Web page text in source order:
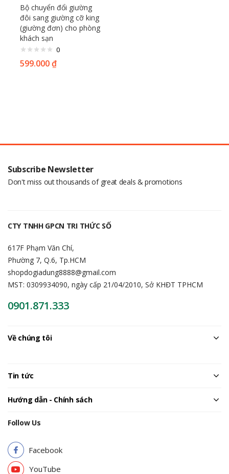
Bộ chuyển đổi giường
đôi sang giường cỡ king
(giường đơn) cho phòng
khách sạn
0
599.000₫
Subscribe Newsletter
Don't miss out thousands of great deals & promotions
CTY TNHH GPCN TRI THỨC SỐ
617F Phạm Văn Chí,
Phường 7, Q.6, Tp.HCM
shopdogiadung8888@gmail.com
MST: 0309934090, ngày cấp 21/04/2010, Sở KHĐT TPHCM
0901.871.333
Về chúng tôi
Tin tức
Hướng dẫn - Chính sách
Follow Us
Facebook
YouTube